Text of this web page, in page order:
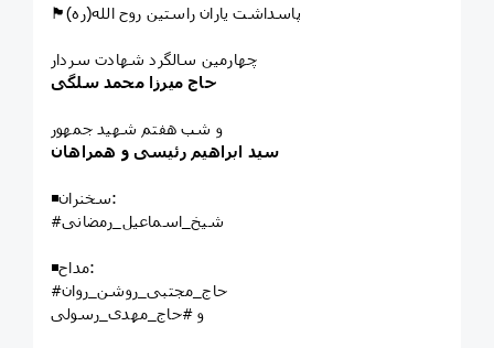
🏴پاسداشت یاران راستین روح الله(ره)
چهارمین سالگرد شهادت سردار
حاج میرزا محمد سلگی
و شب هفتم شهید جمهور
سید ابراهیم رئیسی و همراهان
◾️سخنران:
#شیخ_اسماعیل_رمضانی
◾️مداح:
#حاج_مجتبی_روشن_روان
و #حاج_مهدی_رسولی